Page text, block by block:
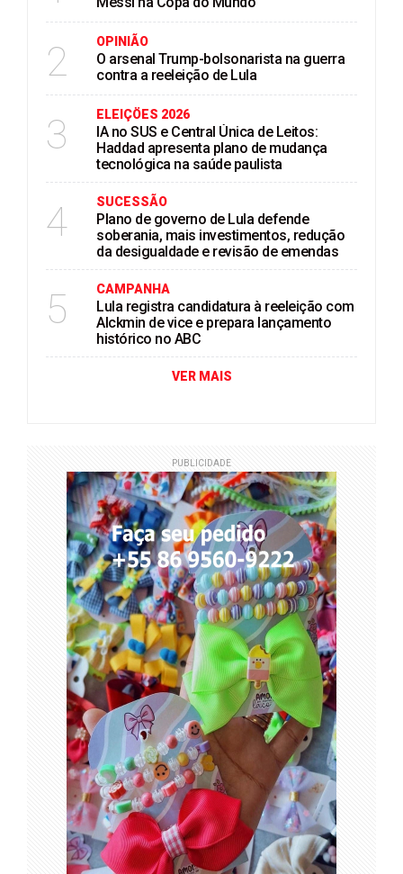
2 OPINIÃO
O arsenal Trump-bolsonarista na guerra
contra a reeleição de Lula
3 ELEIÇÖES 2026
IA no SUS e Central Única de Leitos:
Haddad apresenta plano de mudança
tecnológica na saúde paulista
4 SUCESSÃO
Plano de governo de Lula defende
soberania, mais investimentos, redução
da desigualdade e revisão de emendas
5 CAMPANHA
Lula registra candidatura à reeleição com
Alckmin de vice e prepara lançamento
histórico no ABC
VER MAIS
PUBLICIDADE